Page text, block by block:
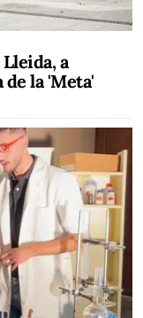
a
la 'Meta'